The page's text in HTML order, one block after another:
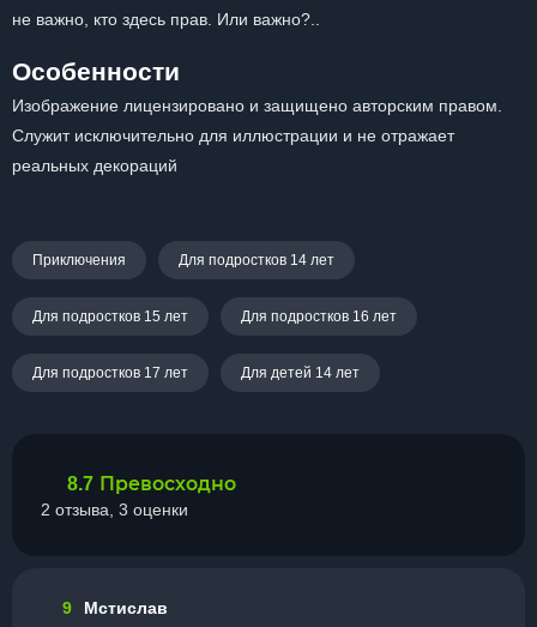
не важно, кто здесь прав. Или важно?..
Особенности
Изображение лицензировано и защищено авторским правом.
Служит исключительно для иллюстрации и не отражает
реальных декораций
Приключения Для подростков 14 лет
Для подростков 15 лет Для подростков 16 лет
Для подростков 17 лет Для детей 14 лет
8.7 Превосходно
2 отзыва, 3 оценки
9 Мстислав